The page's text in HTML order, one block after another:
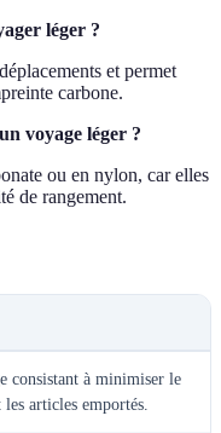
léger ?
et permet
carbone.
voyage léger ?
ou en nylon, car elles
de rangement.
consistant à minimiser le
articles emportés.